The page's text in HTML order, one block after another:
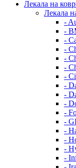
Лекала на
Лекала
-
-
-
-
-
-
-
-
-
-
-
-
-
-
-
-